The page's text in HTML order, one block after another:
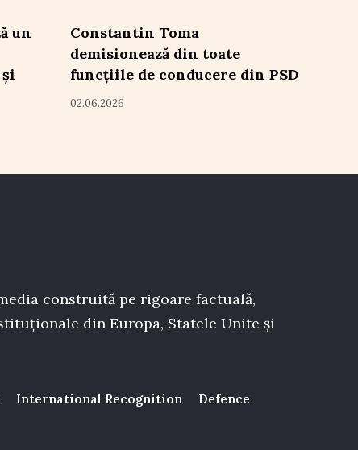
un
Constantin Toma
demisionează din toate
funcțiile de conducere din PSD
02.06.2026
construită pe rigoare factuală,
din Europa, Statele Unite și
International Recognition Defence